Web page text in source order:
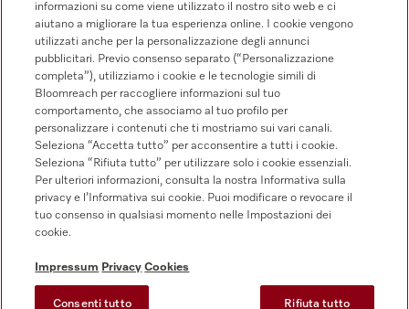
Segui Miele Professional
Tutela della privacy
informazioni su come viene utilizzato il nostro sito web e ci
aiutano a migliorare la tua esperienza online. I cookie vengono
utilizzati anche per la personalizzazione degli annunci
pubblicitari. Previo consenso separato (“Personalizzazione
completa”), utilizziamo i cookie e le tecnologie simili di
Bloomreach per raccogliere informazioni sul tuo
comportamento, che associamo al tuo profilo per
personalizzare i contenuti che ti mostriamo sui vari canali.
Seleziona “Accetta tutto” per acconsentire a tutti i cookie.
Seleziona “Rifiuta tutto” per utilizzare solo i cookie essenziali.
Per ulteriori informazioni, consulta la nostra Informativa sulla
privacy e l’Informativa sui cookie. Puoi modificare o revocare il
tuo consenso in qualsiasi momento nelle Impostazioni dei
cookie.
Impressum Privacy Cookies
Consenti tutto Rifiuta tutto